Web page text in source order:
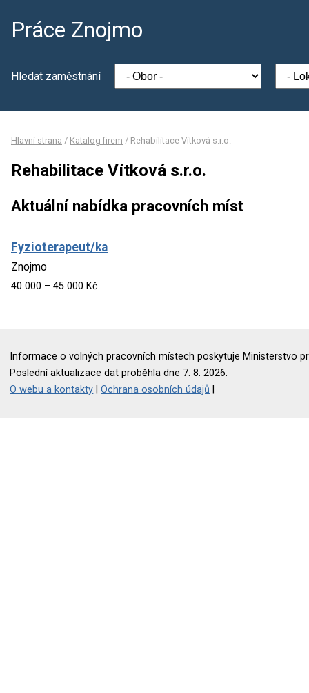
Práce Znojmo
Hledat zaměstnání
Hlavní strana / Katalog firem / Rehabilitace Vítková s.r.o.
Rehabilitace Vítková s.r.o.
Aktuální nabídka pracovních míst
Fyzioterapeut/ka
Znojmo
40 000 – 45 000 Kč
Informace o volných pracovních místech poskytuje Ministerstvo
Poslední aktualizace dat proběhla dne 7. 8. 2026.
O webu a kontakty |Ochrana osobních údajů